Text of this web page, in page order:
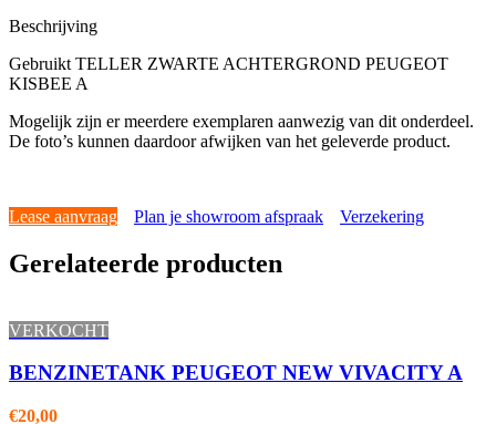
Beschrijving
Gebruikt TELLER ZWARTE ACHTERGROND PEUGEOT
KISBEE A
Mogelijk zijn er meerdere exemplaren aanwezig van dit onderdeel.
De foto’s kunnen daardoor afwijken van het geleverde product.
Lease aanvraag Plan je showroom afspraak Verzekering
Gerelateerde producten
VERKOCHT
BENZINETANK PEUGEOT NEW VIVACITY A
€20,00